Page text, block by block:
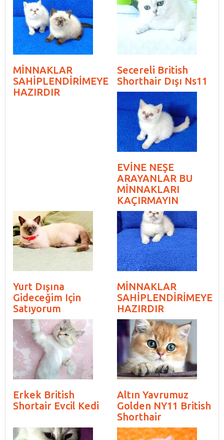
MİNNAKLAR
SAHİPLENDİRİMEYE
HAZIRDIR
Secereli British
Shorthair Dışı Ns11
EVİNE NEŞE
ARAYANLAR BU
MİNNAKLARI
KAÇIRMAYIN
Yurt Dışına
Gideceğim Için
Satıyorum
MİNNAKLAR
SAHİPLENDİRİMEYE
HAZIRDIR
Erkek British
Shortair Evcil Kedi
Altın Yavrumuz
Golden NY11 British
Shorthair